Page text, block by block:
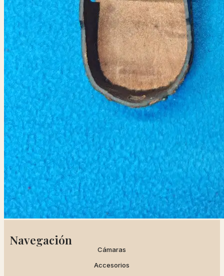
Navegación
Cámaras
Accesorios